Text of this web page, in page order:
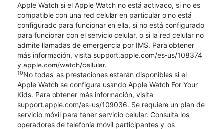
Apple Watch si el Apple Watch no está activado, si no es
compatible con una red celular en particular o no está
configurado para funcionar en ella, si no está configurado
para funcionar con el servicio celular, o si la red celular no
admite llamadas de emergencia por IMS. Para obtener
más información, visita support.apple.com/es-us/108374
y apple.com/watch/cellular.
10No todas las prestaciones estarán disponibles si el
Apple Watch se configura usando Apple Watch For Your
Kids. Para obtener más información, visita
support.apple.com/es-us/109036. Se requiere un plan de
servicio móvil para tener servicio celular. Consulta los
operadores de telefonía móvil participantes y los